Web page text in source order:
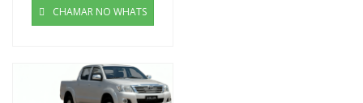
CHAMAR NO WHATS